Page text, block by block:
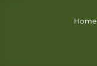
Home